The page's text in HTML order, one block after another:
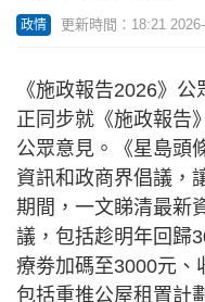
政情 更新時間：18:21
《施政報告2026》
正同步就《施政報告
公眾意見。《星島頭
資訊和政商界倡議，
期間，一文睇清最新
議，包括趁明年回歸
療劵加碼至3000元、
包括重推公屋租置計